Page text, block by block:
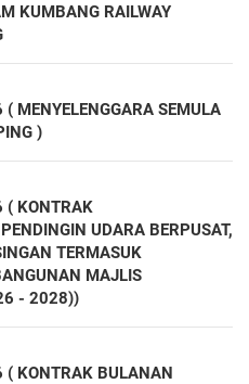
KUMBANG RAILWAY
MENYELENGGARA SEMULA
)
( KONTRAK
UDARA BERPUSAT,
TERMASUK
MAJLIS
- 2028))
( KONTRAK BULANAN